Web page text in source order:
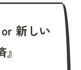
新しい